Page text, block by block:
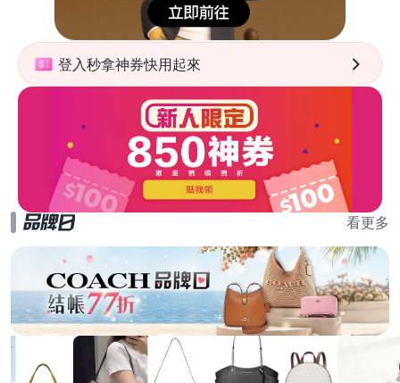
登入秒拿神券快用起來
看更多